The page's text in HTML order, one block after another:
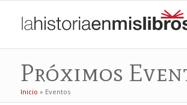
Próximos
Inicio » Eventos